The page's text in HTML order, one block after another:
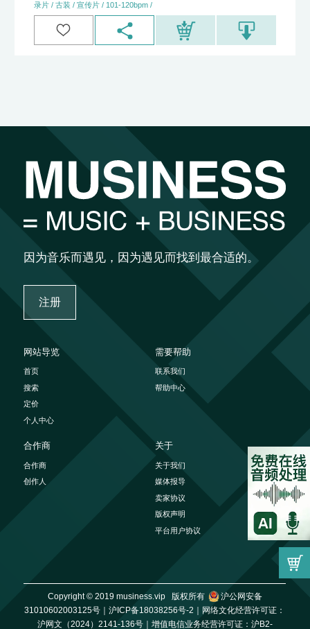
录片 / 古装 / 宣传片 / 101-120bpm /
因为音乐而遇见，因为遇见而找到最合适的。
注册
网站导览
首页
搜索
定价
个人中心
需要帮助
联系我们
帮助中心
合作商
合作商
创作人
关于
关于我们
媒体报导
卖家协议
版权声明
平台用户协议
Copyright © 2019 musiness.vip 版权所有
沪公网安备
31010602003125号｜ 沪ICP备18038256号-2｜
网络文化经营许可证：
沪网文（2024）2141-136号｜ 增值电信业务经营许可证：沪B2-